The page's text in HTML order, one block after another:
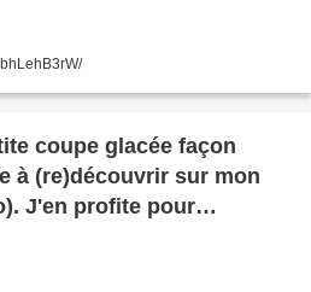
coupe glacée façon
à (re)découvrir sur mon
J'en profite pour
! #yummy #miam